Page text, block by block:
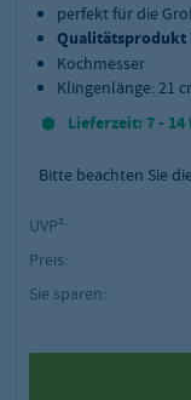
perfekt für die
Qualitätsprodukt
Kochmesser
Klingenlänge: 21
Lieferzeit: 7 - 14
Bitte beachten Sie
UVP²:
Preis:
Sie sparen: